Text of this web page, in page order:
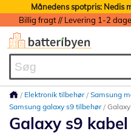
Månedens spotpris: Nedis
Elektronik tilbehør Samsung
Samsung galaxy s9 tilbehør
Galaxy s9 kabel